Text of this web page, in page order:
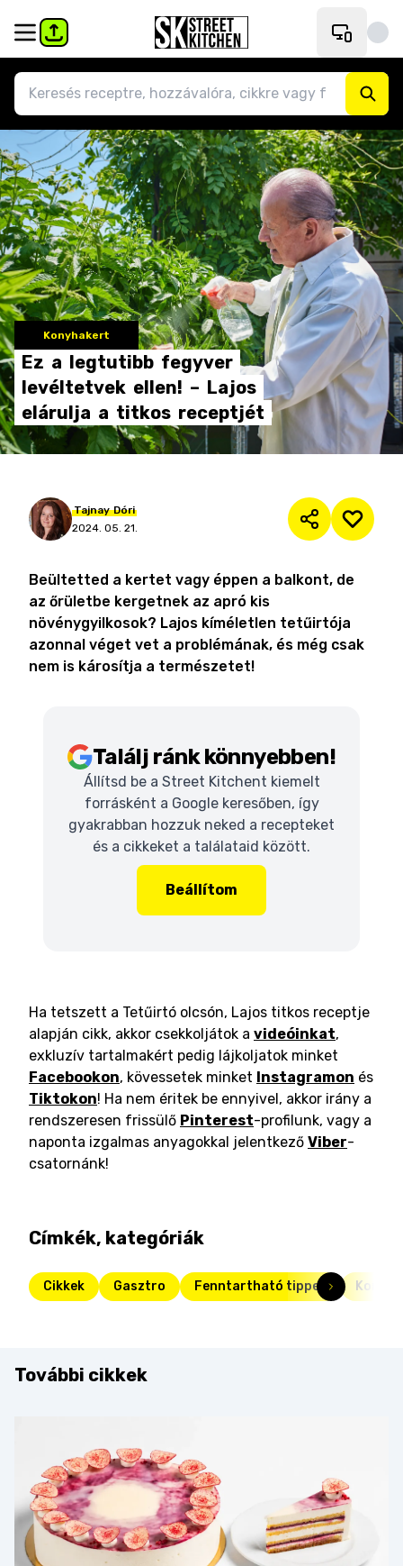
Konyhakert
Ez a legtutibb fegyver
levéltetvek ellen! – Lajos
elárulja a titkos receptjét
Tajnay Dóri
2024. 05. 21.
Beültetted a kertet vagy éppen a balkont, de
az őrületbe kergetnek az apró kis
növénygyilkosok? Lajos kíméletlen tetűirtója
azonnal véget vet a problémának, és még csak
nem is károsítja a természetet!
Találj ránk könnyebben!
Állítsd be a Street Kitchent kiemelt
forrásként a Google keresőben, így
gyakrabban hozzuk neked a recepteket
és a cikkeket a találataid között.
Beállítom
Ha tetszett a Tetűirtó olcsón, Lajos titkos receptje
alapján cikk, akkor csekkoljátok a videóinkat,
exkluzív tartalmakért pedig lájkoljatok minket
Facebookon, kövessetek minket Instagramon és
Tiktokon! Ha nem éritek be ennyivel, akkor irány a
rendszeresen frissülő Pinterest-profilunk, vagy a
naponta izgalmas anyagokkal jelentkező Viber-
csatornánk!
Címkék, kategóriák
Cikkek Gasztro Fenntartható tippek
További cikkek